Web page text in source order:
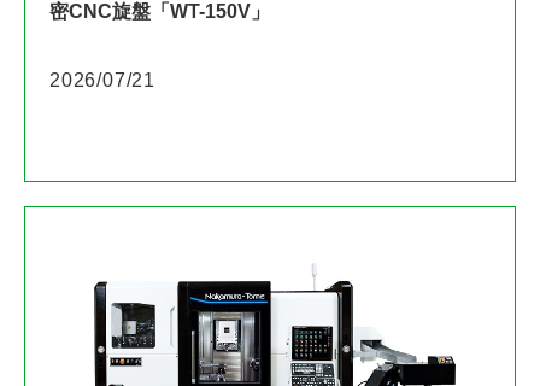
密CNC旋盤「WT-150V」
2026/07/21